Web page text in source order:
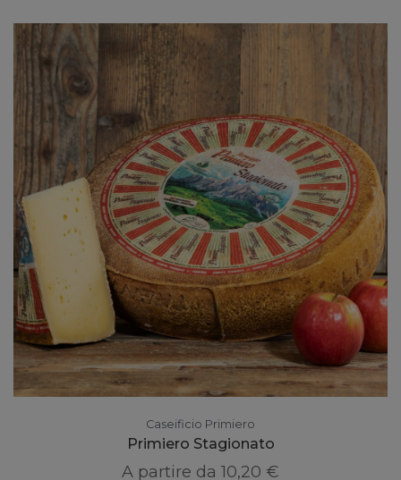
Caseificio Primiero
Primiero Stagionato
A partire da 10,20 €